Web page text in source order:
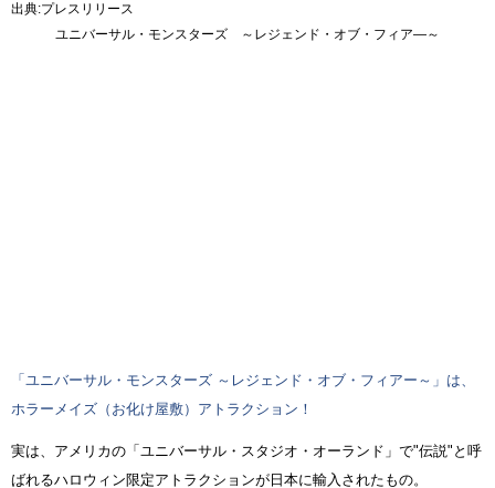
出典:プレスリリース
ユニバーサル・モンスターズ ～レジェンド・オブ・フィア―～
「ユニバーサル・モンスターズ ～レジェンド・オブ・フィアー～」は、
ホラーメイズ（お化け屋敷）アトラクション！
実は、アメリカの「ユニバーサル・スタジオ・オーランド」で"伝説"と呼
ばれるハロウィン限定アトラクションが日本に輸入されたもの。